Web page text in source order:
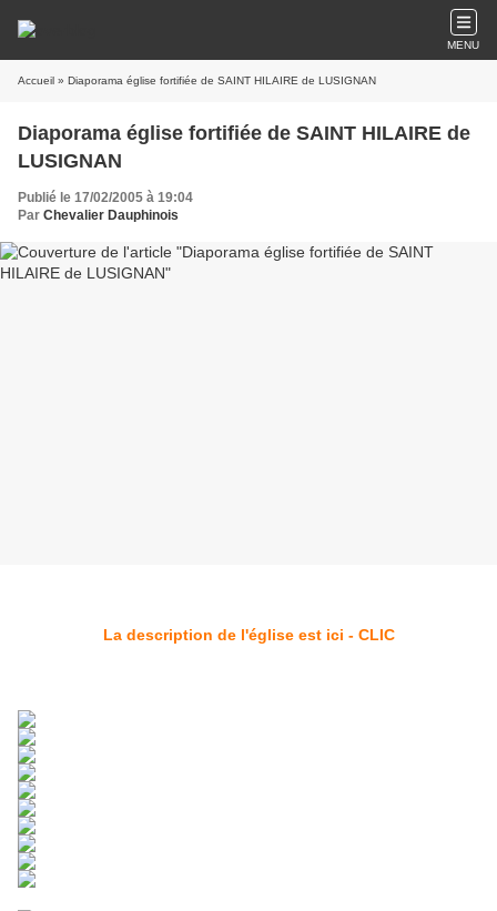
MENU
Accueil » Diaporama église fortifiée de SAINT HILAIRE de LUSIGNAN
Diaporama église fortifiée de SAINT HILAIRE de
LUSIGNAN
Publié le 17/02/2005 à 19:04
Par Chevalier Dauphinois
La description de l'église est ici - CLIC